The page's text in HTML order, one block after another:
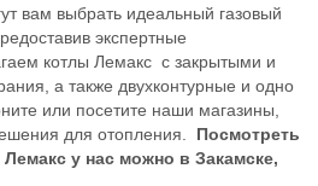
вам выбрать идеальный газовый
экспертные
котлы Лемакс с закрытыми и
а также двухконтурные и одно
или посетите наши магазины,
для отопления.
Посмотреть
у нас можно в Закамске,